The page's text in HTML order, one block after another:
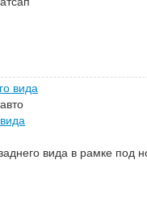
вида в рамке под